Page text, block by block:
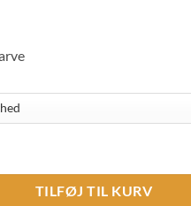
TILFØJ TIL KURV